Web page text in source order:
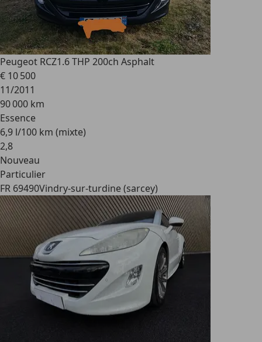
Peugeot RCZ1.6 THP 200ch Asphalt
€ 10 500
11/2011
90 000 km
Essence
6,9 l/100 km (mixte)
2,8
Nouveau
Particulier
FR 69490Vindry-sur-turdine (sarcey)